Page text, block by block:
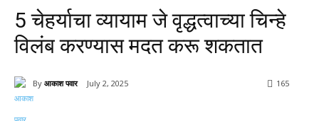
5 चेहर्याचा व्यायाम जे वृद्धत्वाच्या चिन्हे
विलंब करण्यास मदत करू शकतात
By आकाश पवार July 2, 2025 165